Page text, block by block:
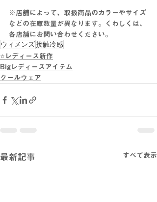
※店舗によって、取扱商品のカラーやサイズ
などの在庫数量が異なります。くわしくは、
各店舗にお問い合わせください。
ウィメンズ接触冷感
⭐レディース新作
Bigレディースアイテム
クールウェア
最新記事 すべて表示